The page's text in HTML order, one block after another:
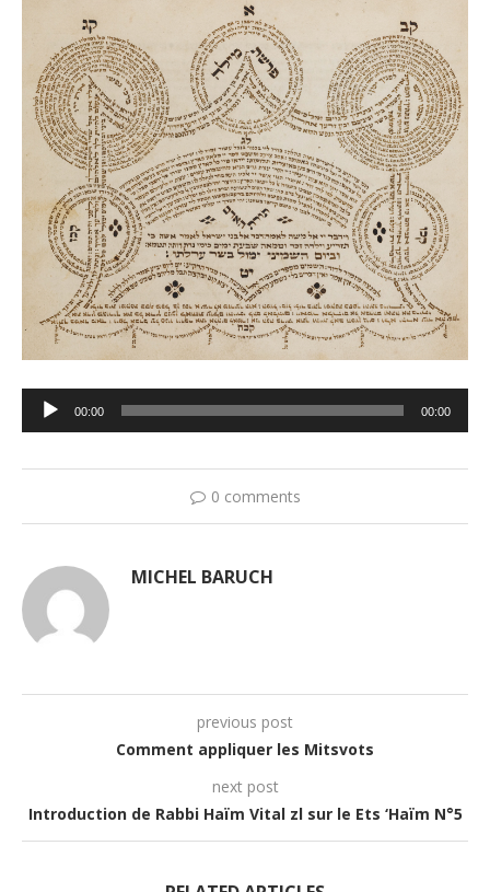
Lecteur
audio
00:00 00:00
0 comments
MICHEL BARUCH
previous post
Comment appliquer les Mitsvots
next post
Introduction de Rabbi Haïm Vital zl sur le Ets ‘Haïm N°5